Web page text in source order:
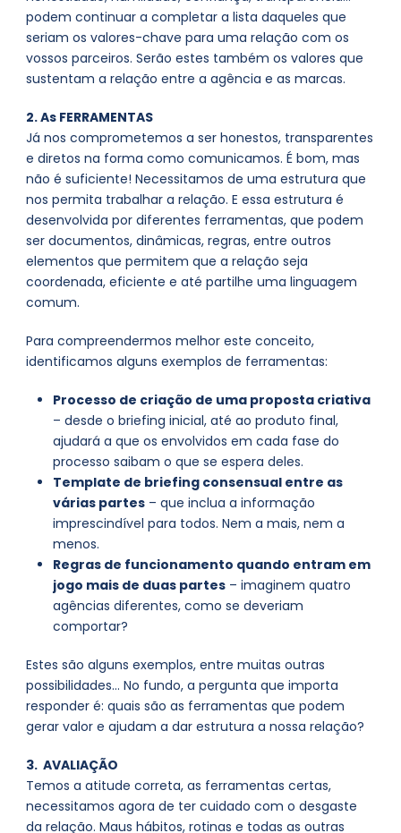
podem continuar a completar a lista daqueles que
seriam os valores-chave para uma relação com os
vossos parceiros. Serão estes também os valores que
sustentam a relação entre a agência e as marcas.
2. As FERRAMENTAS
Já nos comprometemos a ser honestos, transparentes
e diretos na forma como comunicamos. É bom, mas
não é suficiente! Necessitamos de uma estrutura que
nos permita trabalhar a relação. E essa estrutura é
desenvolvida por diferentes ferramentas, que podem
ser documentos, dinâmicas, regras, entre outros
elementos que permitem que a relação seja
coordenada, eficiente e até partilhe uma linguagem
comum.
Para compreendermos melhor este conceito,
identificamos alguns exemplos de ferramentas:
Processo de criação de uma proposta criativa
– desde o briefing inicial, até ao produto final,
ajudará a que os envolvidos em cada fase do
processo saibam o que se espera deles.
Template de briefing consensual entre as
várias partes – que inclua a informação
imprescindível para todos. Nem a mais, nem a
menos.
Regras de funcionamento quando entram em
jogo mais de duas partes – imaginem quatro
agências diferentes, como se deveriam
comportar?
Estes são alguns exemplos, entre muitas outras
possibilidades… No fundo, a pergunta que importa
responder é: quais são as ferramentas que podem
gerar valor e ajudam a dar estrutura a nossa relação?
3. AVALIAÇÃO
Temos a atitude correta, as ferramentas certas,
necessitamos agora de ter cuidado com o desgaste
da relação. Maus hábitos, rotinas e todas as outras